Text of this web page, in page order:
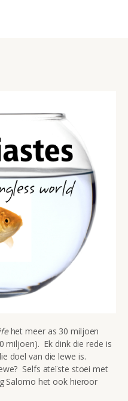
het meer as 30 miljoen
miljoen). Ek dink die rede is
doel van die lewe is.
Selfs ateïste stoei met
Salomo het ook hieroor